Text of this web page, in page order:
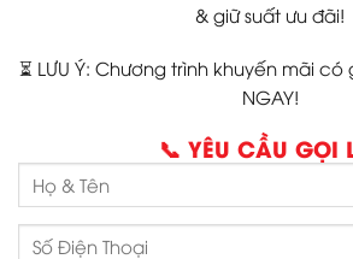
& giữ suất ưu đãi!
⏳ LƯU Ý: Chương trình khuyến mãi
NGAY!
📞 YÊU CẦU GỌI